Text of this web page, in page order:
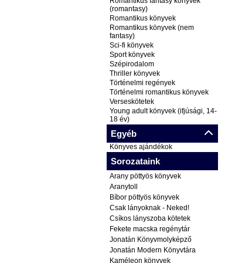
(romantasy)
Romantikus könyvek
Romantikus könyvek (nem
fantasy)
Sci-fi könyvek
Sport könyvek
Szépirodalom
Thriller könyvek
Történelmi regények
Történelmi romantikus könyvek
Verseskötetek
Young adult könyvek (ifjúsági, 14-
18 év)
Egyéb
Könyves ajándékok
Sorozataink
Arany pöttyös könyvek
Aranytoll
Bíbor pöttyös könyvek
Csak lányoknak - Neked!
Csíkos lányszoba kötetek
Fekete macska regénytár
Jonatán Könyvmolyképző
Jonatán Modern Könyvtára
Kaméleon könyvek